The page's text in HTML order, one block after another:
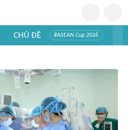
CHỦ ĐỀ #ASEAN Cup 2026